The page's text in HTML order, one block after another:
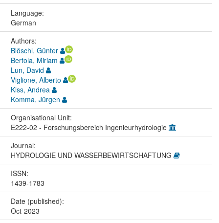
Language:
German
Authors:
Blöschl, Günter
Bertola, Miriam
Lun, David
Viglione, Alberto
Kiss, Andrea
Komma, Jürgen
Organisational Unit:
E222-02 - Forschungsbereich Ingenieurhydrologie
Journal:
HYDROLOGIE UND WASSERBEWIRTSCHAFTUNG
ISSN:
1439-1783
Date (published):
Oct-2023